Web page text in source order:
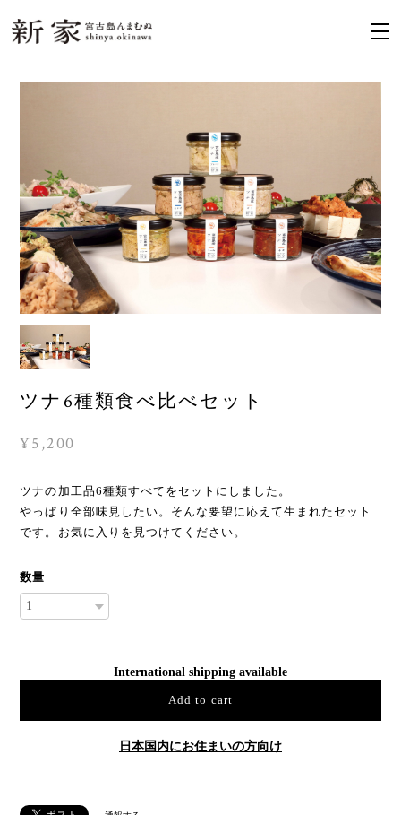
ツナ6種類食べ比べセット
¥5,200
ツナの加工品6種類すべてをセットにしました。
やっぱり全部味見したい。そんな要望に応えて生まれたセット
です。お気に入りを見つけてください。
数量
International shipping available
Add to cart
日本国内にお住まいの方向け